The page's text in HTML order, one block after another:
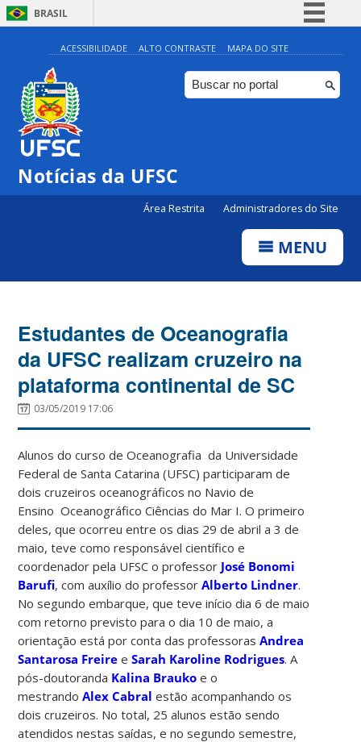
BRASIL
Simplifique!
Comunica BR
Participe
ACESSIBILIDADE ALTO CONTRASTE MAPA DO SITE
Notícias da UFSC
Área Restrita Administradores do Site
MENU
Estudantes de Oceanografia
da UFSC realizam cruzeiro na
plataforma continental de SC
03/05/2019 17:06
Alunos do curso de Oceanografia da Universidade
Federal de Santa Catarina (UFSC) participaram de
dois cruzeiros oceanográficos no Navio de
Ensino Oceanográfico Ciências do Mar I. O primeiro
deles, que ocorreu entre os dias 29 de abril a 3 de
maio, teve como responsável científico e
coordenador pela UFSC o professor José Bonomi
Barufi, com auxílio do professorAlberto Lindner.
No segundo embarque, que teve início dia 6 de maio
com retorno previsto para o dia 10 de maio, a
orientação está por conta das professorasAndrea
Santarosa Freire eSarah Karoline Rodrigues. A
pós-doutoranda Kalina Brauko e o
mestrandoAlex Cabral estão acompanhando os
dois cruzeiros. No total, 25 alunos estão sendo
atendidos nestas saídas, e no segundo semestre,